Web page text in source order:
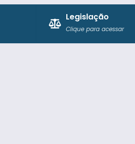
Legislação
Clique para acessar